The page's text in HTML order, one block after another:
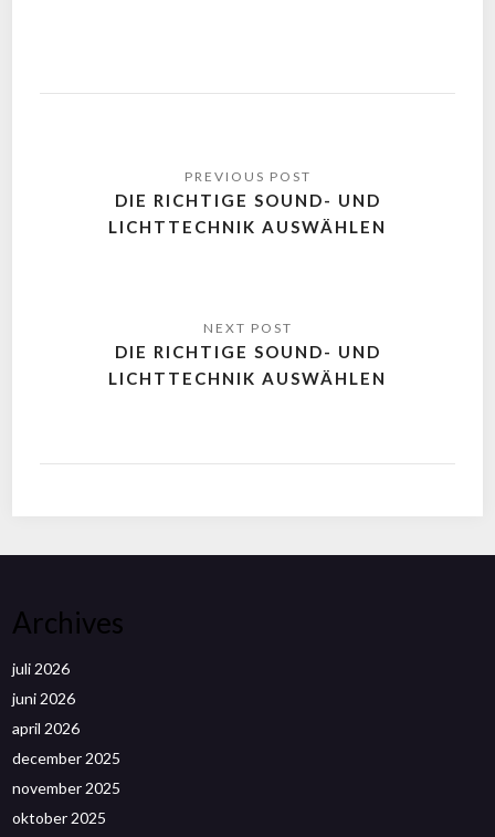
DIE RICHTIGE SOUND- UND
LICHTTECHNIK AUSWÄHLEN
DIE RICHTIGE SOUND- UND
LICHTTECHNIK AUSWÄHLEN
Archives
juli 2026
juni 2026
april 2026
december 2025
november 2025
oktober 2025